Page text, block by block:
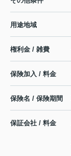
用途地域
権利金 / 雑費
保険加入 / 料金
保険名 / 保険期間
保証会社 / 料金